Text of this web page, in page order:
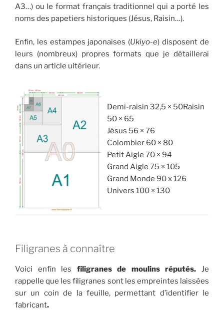
A3…) ou le format français traditionnel qui a porté les
noms des papetiers historiques (Jésus, Raisin…).
Enfin, les estampes japonaises (Ukiyo-e) disposent de
leurs (nombreux) propres formats que je détaillerai
dans un article ultérieur.
Demi-raisin 32,5 × 50Raisin
50 × 65
Jésus 56 × 76
Colombier 60 × 80
Petit Aigle 70 × 94
Grand Aigle 75 × 105
Grand Monde 90 x 126
Univers 100 × 130
Filigranes à connaître
Voici enfin les filigranes de moulins réputés. Je
rappelle que les filigranes sont les empreintes laissées
sur un coin de la feuille, permettant d’identifier le
fabricant.